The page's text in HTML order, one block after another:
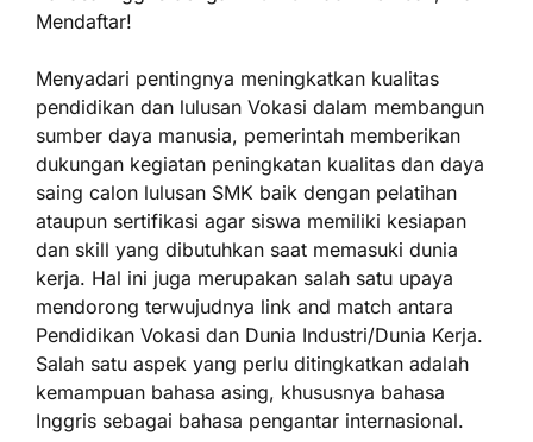
Mendaftar!
Menyadari pentingnya meningkatkan kualitas
pendidikan dan lulusan Vokasi dalam membangun
sumber daya manusia, pemerintah memberikan
dukungan kegiatan peningkatan kualitas dan daya
saing calon lulusan SMK baik dengan pelatihan
ataupun sertifikasi agar siswa memiliki kesiapan
dan skill yang dibutuhkan saat memasuki dunia
kerja. Hal ini juga merupakan salah satu upaya
mendorong terwujudnya link and match antara
Pendidikan Vokasi dan Dunia Industri/Dunia Kerja.
Salah satu aspek yang perlu ditingkatkan adalah
kemampuan bahasa asing, khususnya bahasa
Inggris sebagai bahasa pengantar internasional.